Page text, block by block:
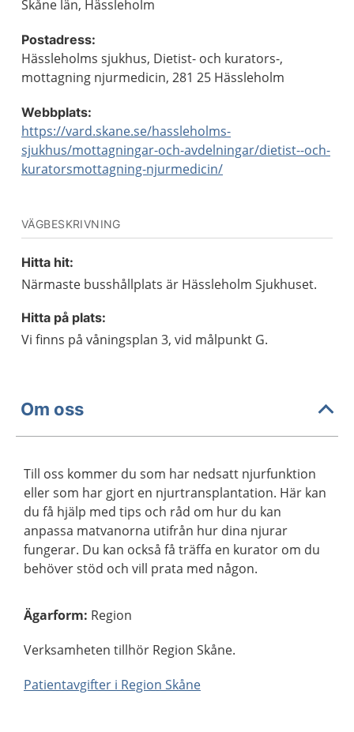
Skåne län, Hässleholm
Postadress:
Hässleholms sjukhus, Dietist- och kurators-,
mottagning njurmedicin, 281 25 Hässleholm
Webbplats:
https://vard.skane.se/hassleholms-
sjukhus/mottagningar-och-avdelningar/dietist--och-
kuratorsmottagning-njurmedicin/
VÄGBESKRIVNING
Hitta hit:
Närmaste busshållplats är Hässleholm Sjukhuset.
Hitta på plats:
Vi finns på våningsplan 3, vid målpunkt G.
Om oss
Till oss kommer du som har nedsatt njurfunktion
eller som har gjort en njurtransplantation. Här kan
du få hjälp med tips och råd om hur du kan
anpassa matvanorna utifrån hur dina njurar
fungerar. Du kan också få träffa en kurator om du
behöver stöd och vill prata med någon.
Ägarform: Region
Verksamheten tillhör Region Skåne.
Patientavgifter i Region Skåne